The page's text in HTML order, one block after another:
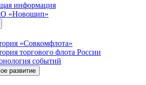
информация
«Новошип»
«Совкомфлота»
торгового флота России
событий
развитие